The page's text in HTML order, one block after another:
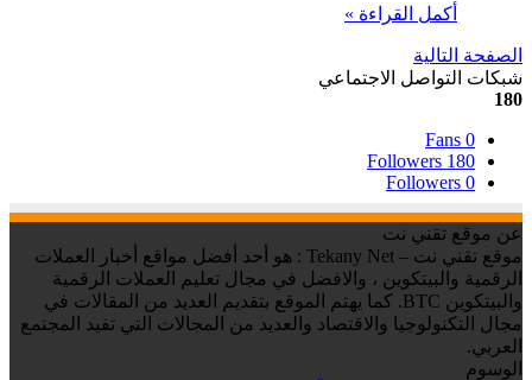
أكمل القراءة »
الصفحة التالية
شبكات التواصل الاجتماعي
180
0
Fans
180
Followers
0
Followers
عن موقع تقني نت
موقع تقني نت – Tekany Net : هو أحد أفضل مواقع أخبار العملات
الرقمية والبيتكوين ، والافضل في مجال تعليم العملات الرقمية
والبيتكوين BTC. كما يهتم الموقع بتقديم العديد من المقالات في
مجال التكنولوجيا والاقتصاد والعديد من المجالات التي تفيد المجتمع
العربي.
الوسوم